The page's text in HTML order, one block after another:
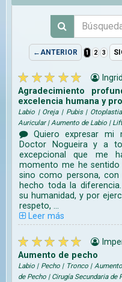
←ANTERIOR 1 2 3
Agradecimiento
excelencia humana y
Labio | Oreja | Pubis |
Auricular | Aumento de Labio |
Quiero expresar mi
Doctor Nogueira y a
excepcional que me
momento me he
sino como persona,
hecho toda la
su humanidad, y por
respeto, ...
Leer más
Aumento de pecho
Labio | Pecho | Tronco |
de Pecho | Cirugía Secundaria